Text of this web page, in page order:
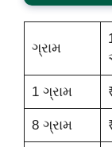
ગ્રામ
1 ગ્રામ
8 ગ્રામ